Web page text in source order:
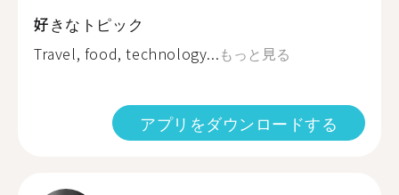
好きなトピック
Travel, food, technology...もっと見る
アプリをダウンロードする